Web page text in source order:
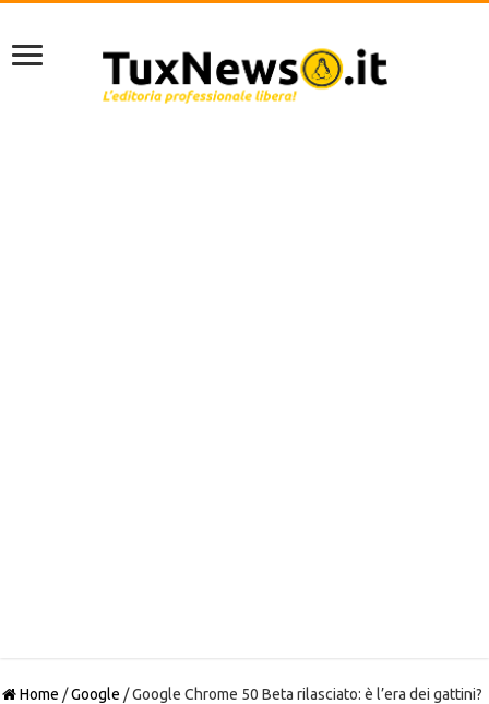
Home /Google /Google Chrome 50 Beta rilasciato: è l’era dei gattini?